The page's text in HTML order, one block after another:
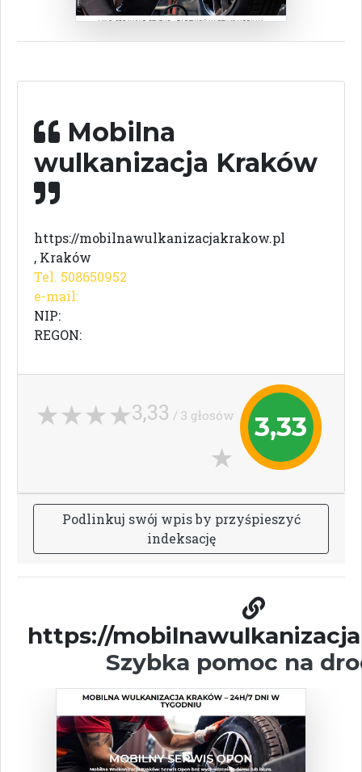
Mobilna
wulkanizacja Kraków
https://mobilnawulkanizacjakrakow.pl
, Kraków
Tel. 508650952
e-mail:
NIP:
REGON:
3,33
3,33 / 3 głosów
Podlinkuj swój wpisby przyśpieszyć
indeksację
https://
Szybka pomoc na